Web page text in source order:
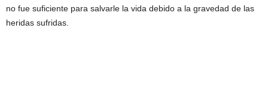
no fue suficiente para salvarle la vida debido a la gravedad de las
heridas sufridas.